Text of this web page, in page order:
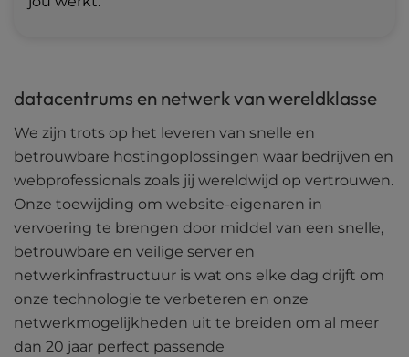
datacentrums en netwerk van wereldklasse
We zijn trots op het leveren van snelle en
betrouwbare hostingoplossingen waar bedrijven en
webprofessionals zoals jij wereldwijd op vertrouwen.
Onze toewijding om website-eigenaren in
vervoering te brengen door middel van een snelle,
betrouwbare en veilige server en
netwerkinfrastructuur is wat ons elke dag drijft om
onze technologie te verbeteren en onze
netwerkmogelijkheden uit te breiden om al meer
dan 20 jaar perfect passende